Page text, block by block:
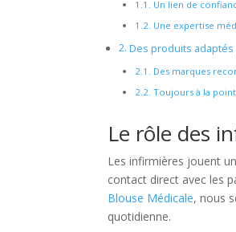
Un lien de
Une expertise
Des produits
Des marques
Toujours à la
Le rôle des
Les infirmières jouent
contact direct avec les
Blouse Médicale, nous
quotidienne.